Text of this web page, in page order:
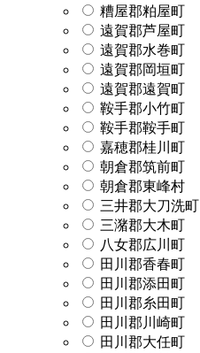
糟屋郡粕屋町
遠賀郡芦屋町
遠賀郡水巻町
遠賀郡岡垣町
遠賀郡遠賀町
鞍手郡小竹町
鞍手郡鞍手町
嘉穂郡桂川町
朝倉郡筑前町
朝倉郡東峰村
三井郡大刀洗町
三潴郡大木町
八女郡広川町
田川郡香春町
田川郡添田町
田川郡糸田町
田川郡川崎町
田川郡大任町